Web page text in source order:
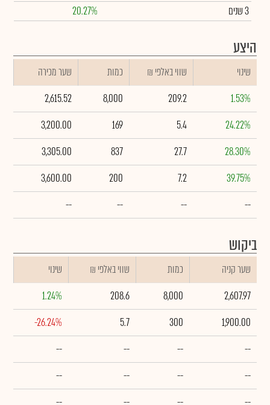
3 שנים
20.27%
היצע
שינוי ₪ שווי באלפי כמות
שער מכירה
1.53%
209.2
8,000
2,615.52
24.22%
5.4
169
3,200.00
28.30%
27.7
837
3,305.00
39.75%
7.2
200
3,600.00
--
--
--
--
ביקוש
שער קניה כמות ₪ שווי באלפי
שינוי
2,607.97
8,000
208.6
1.24%
1,900.00
300
5.7
-26.24%
--
--
--
--
--
--
--
--